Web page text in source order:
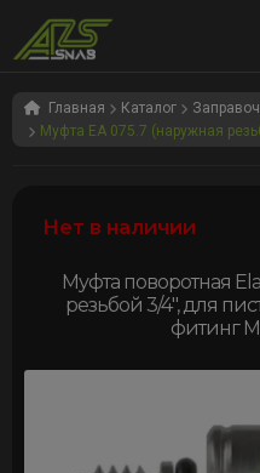
Перейти
навигации
Перейти
содержимому
Главная Каталог
Муфта EA 075.7 (наружная
Нет в наличии
Муфта поворотная
резьбой 3/4″, для
фитинг